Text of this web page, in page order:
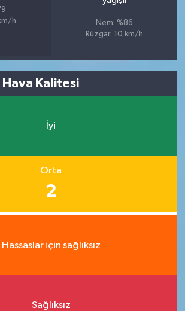
h
Nem: %86
Rüzgar: 10 km/h
Hava Kalitesi
İyi
Orta
2
Hassaslar için sağlıksız
Sağlıksız